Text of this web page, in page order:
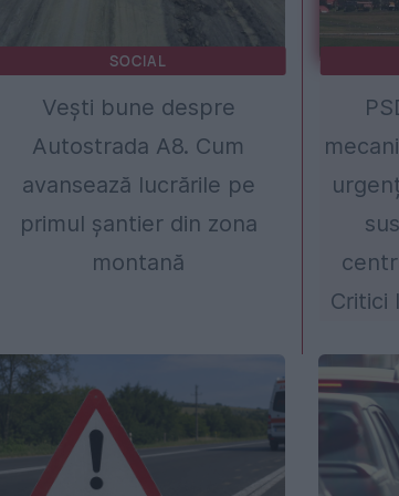
SOCIAL
Vești bune despre
Autostrada A8. Cum
avansează lucrările pe
primul șantier din zona
montană
Critici